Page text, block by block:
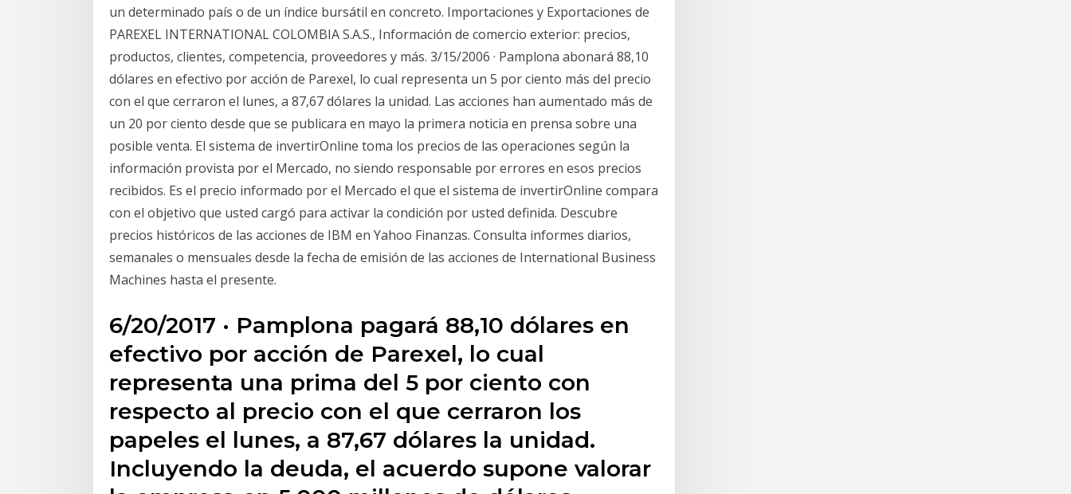
un determinado país o de un índice bursátil en concreto. Importaciones y Exportaciones de
PAREXEL INTERNATIONAL COLOMBIA S.A.S., Información de comercio exterior: precios,
productos, clientes, competencia, proveedores y más. 3/15/2006 · Pamplona abonará 88,10
dólares en efectivo por acción de Parexel, lo cual representa un 5 por ciento más del precio
con el que cerraron el lunes, a 87,67 dólares la unidad. Las acciones han aumentado más de
un 20 por ciento desde que se publicara en mayo la primera noticia en prensa sobre una
posible venta. El sistema de invertirOnline toma los precios de las operaciones según la
información provista por el Mercado, no siendo responsable por errores en esos precios
recibidos. Es el precio informado por el Mercado el que el sistema de invertirOnline compara
con el objetivo que usted cargó para activar la condición por usted definida. Descubre
precios históricos de las acciones de IBM en Yahoo Finanzas. Consulta informes diarios,
semanales o mensuales desde la fecha de emisión de las acciones de International Business
Machines hasta el presente.
6/20/2017 · Pamplona pagará 88,10 dólares en
efectivo por acción de Parexel, lo cual
representa una prima del 5 por ciento con
respecto al precio con el que cerraron los
papeles el lunes, a 87,67 dólares la unidad.
Incluyendo la deuda, el acuerdo supone valorar